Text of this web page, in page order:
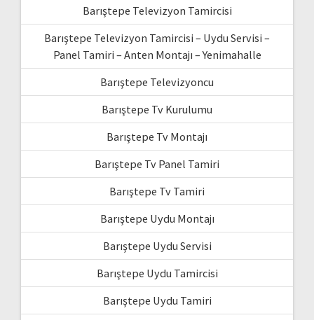
Barıştepe Televizyon Tamircisi
Barıştepe Televizyon Tamircisi – Uydu Servisi –
Panel Tamiri – Anten Montajı – Yenimahalle
Barıştepe Televizyoncu
Barıştepe Tv Kurulumu
Barıştepe Tv Montajı
Barıştepe Tv Panel Tamiri
Barıştepe Tv Tamiri
Barıştepe Uydu Montajı
Barıştepe Uydu Servisi
Barıştepe Uydu Tamircisi
Barıştepe Uydu Tamiri